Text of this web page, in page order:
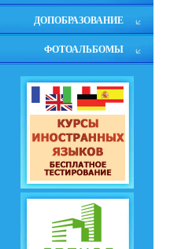
ДОПОБРАЗОВАНИЕ
ФОТОАЛЬБОМЫ